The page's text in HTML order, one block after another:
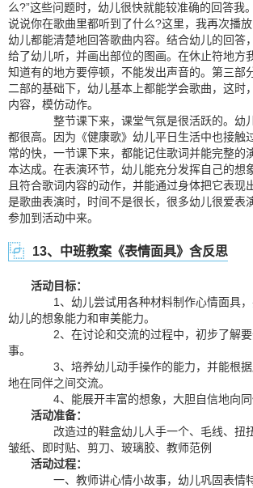
么?”这些问题时，幼儿很快就能较准确的回答我
说说你在歌曲里都听到了什么?这里，我再次播放
幼儿都能清楚地回答歌曲内容。结合幼儿的回答
给了幼儿听，并画出部位的图画。在休止符地方
知道有的地方要停顿，不能发出声音的。第三部
二部的基础下，幼儿基本上都能学会歌曲，这时
内容，模仿动作。
整节课下来，课堂气氛是很活跃的。幼
都很高。因为《健康歌》幼儿平日生活中也接触
常的快，一节课下来，都能记住歌词并能完整的
本达成。在表演环节，幼儿能充分发挥自己的想
且符合歌词内容的动作，并能通过身体把它表现
是歌曲表演时，时间不是很长，很多幼儿很爱表
参加到活动中来。
13、中班教案《表情面具》含反思
活动目标：
1、幼儿尝试用各种材料制作心情面具，
幼儿的想象能力和审美能力。
2、在讨论和交流的过程中，初步了解要
事。
3、培养幼儿动手操作的能力，并能根据
地在同伴之间交流。
4、能展开丰富的想象，大胆自信地向同
活动准备：
改造过的鞋盒幼儿人手一个、毛线、扭扭
皱纸、即时贴、剪刀、玻璃胶、教师范例
活动过程：
一、教师讲心情小故事，幼儿巩固表情